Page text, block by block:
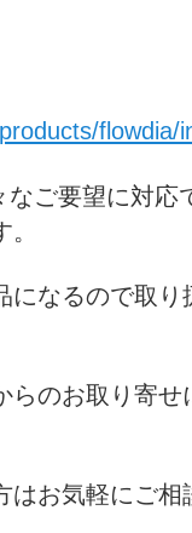
flowdia/
ご要望に対応
になるので取
らのお取り寄
はお気軽にご